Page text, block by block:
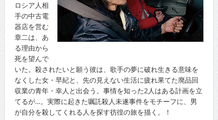
ロシア人相
手の中古電
器店を営む
章二は、あ
る理由から
死を望んで
いた。殺されたいと願う彼は、歌手の夢に破れ生きる意味を
なくした女・早紀と、先の見えない生活に疲れ果てた廃品回
収業の青年・幸人と出会う。事情を知った2人はある計画を立
てるが…。実際に起きた嘱託殺人未遂事件をモチーフに、男
が自分を殺してくれる人を探す彷徨の旅を描く。！